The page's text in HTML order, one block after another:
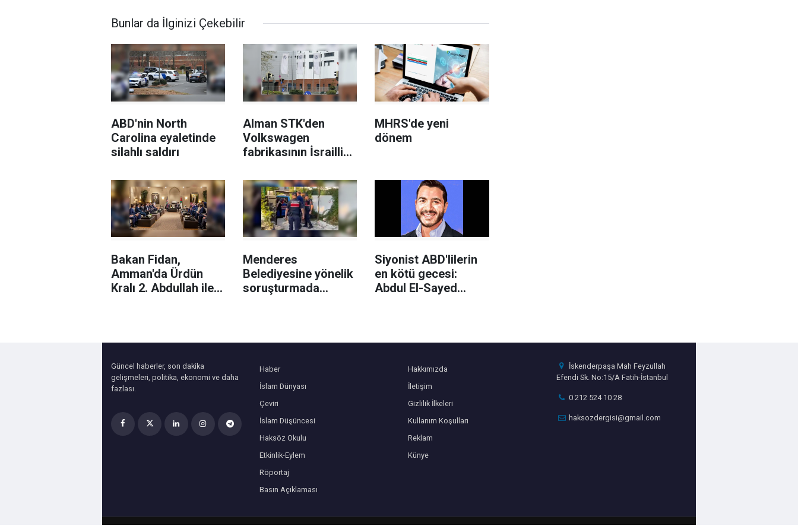
Bunlar da İlginizi Çekebilir
ABD'nin North
Carolina eyaletinde
silahlı saldırı
Alman STK'den
Volkswagen
fabrikasının İsrailli
Rafael'e
devredilmesi planına
tepki
MHRS'de yeni
dönem
Bakan Fidan,
Amman'da Ürdün
Kralı 2. Abdullah ile
Menderes
Belediyesine yönelik
soruşturmada
Siyonist ABD'lilerin
en kötü gecesi:
Abdul El-Sayed
Güncel haberler, son dakika
gelişmeleri, politika, ekonomi ve daha
fazlası.
Haber
İslam Dünyası
Çeviri
İslam Düşüncesi
Haksöz Okulu
Etkinlik-Eylem
Röportaj
Basın Açıklaması
Hakkımızda
İletişim
Gizlilik İlkeleri
Kullanım Koşulları
Reklam
Künye
İskenderpaşa Mah Feyzullah
Efendi Sk. No:15/A Fatih-İstanbul
0 212 524 10 28
haksozdergisi@gmail.com